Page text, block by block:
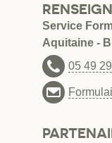
Service
Aquitaine -
05 49